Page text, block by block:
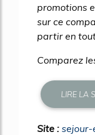
promotions
sur ce
partir en
Comparez
LIRE LA
Site : sejour-